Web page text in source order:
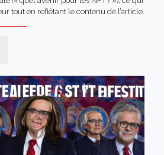
tout en reflétant le contenu de l’article.